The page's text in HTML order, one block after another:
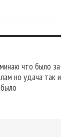
что было за
но удача так и